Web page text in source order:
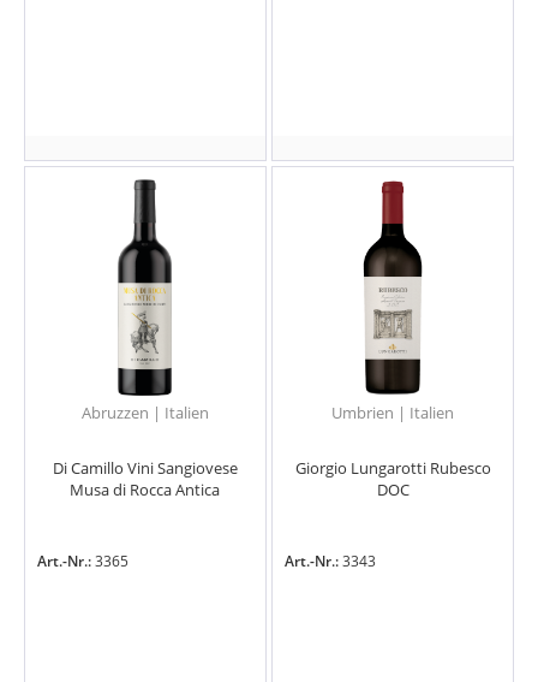
Abruzzen | Italien
Di Camillo Vini Sangiovese
Musa di Rocca Antica
Art.-Nr.:3365
Umbrien | Italien
Giorgio Lungarotti Rubesco
DOC
Art.-Nr.:3343